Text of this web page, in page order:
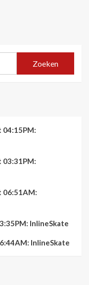
06:51AM:
InlineSkate
InlineSkate